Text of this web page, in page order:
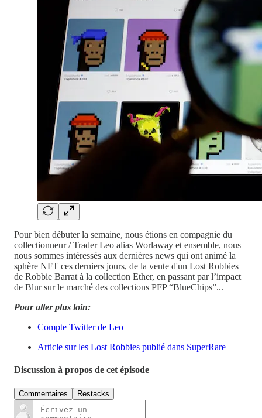
Pour bien débuter la semaine, nous étions en compagnie du
collectionneur / Trader Leo alias Worlaway et ensemble, nous
nous sommes intéressés aux dernières news qui ont animé la
sphère NFT ces derniers jours, de la vente d'un Lost Robbies
de Robbie Barrat à la collection Ether, en passant par l’impact
de Blur sur le marché des collections PFP “BlueChips”...
Pour aller plus loin:
Compte Twitter de Leo
Article sur les Lost Robbies publié dans SuperRare
Discussion à propos de cet épisode
Commentaires Restacks